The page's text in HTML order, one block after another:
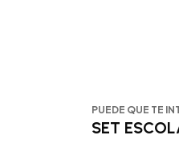
PUEDE QUE TE
SET